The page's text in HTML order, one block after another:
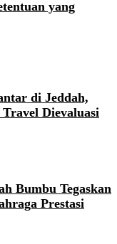
yang
di Jeddah,
Dievaluasi
Bumbu Tegaskan
Prestasi